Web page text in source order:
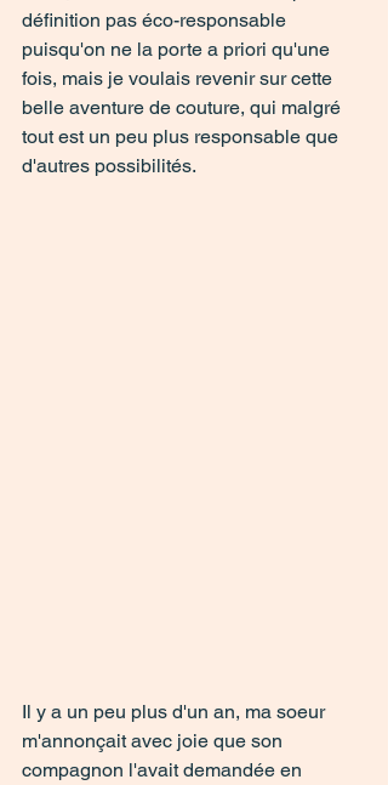
définition pas éco-responsable
puisqu'on ne la porte a priori qu'une
fois, mais je voulais revenir sur cette
belle aventure de couture, qui malgré
tout est un peu plus responsable que
d'autres possibilités.
Il y a un peu plus d'un an, ma soeur
m'annonçait avec joie que son
compagnon l'avait demandée en